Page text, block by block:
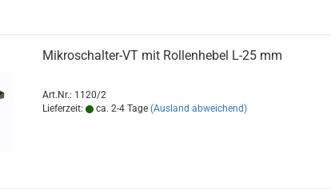
Mikroschalter-VT mit Rollenhebel L-25 mm
Art.Nr.: 1120/2
Lieferzeit:
ca. 2-4 Tage (Ausland abweichend)